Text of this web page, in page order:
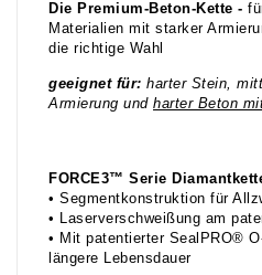
Die Premium-Beton-Kette -
Materialien mit starker
die richtige Wahl
geeignet für: harter Stein,
Armierung und harter Beton
FORCE3™ Serie
• Segmentkonstruktion für
• Laserverschweißung am
• Mit patentierter SealPRO®
längere Lebensdauer